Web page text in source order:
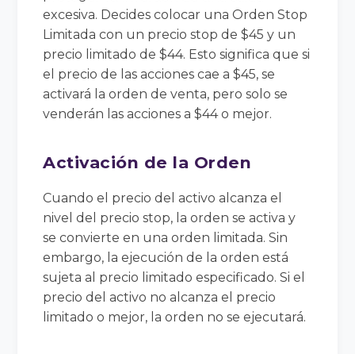
excesiva. Decides colocar una Orden Stop
Limitada con un precio stop de $45 y un
precio limitado de $44. Esto significa que si
el precio de las acciones cae a $45, se
activará la orden de venta, pero solo se
venderán las acciones a $44 o mejor.
Activación de la Orden
Cuando el precio del activo alcanza el
nivel del precio stop, la orden se activa y
se convierte en una orden limitada. Sin
embargo, la ejecución de la orden está
sujeta al precio limitado especificado. Si el
precio del activo no alcanza el precio
limitado o mejor, la orden no se ejecutará.